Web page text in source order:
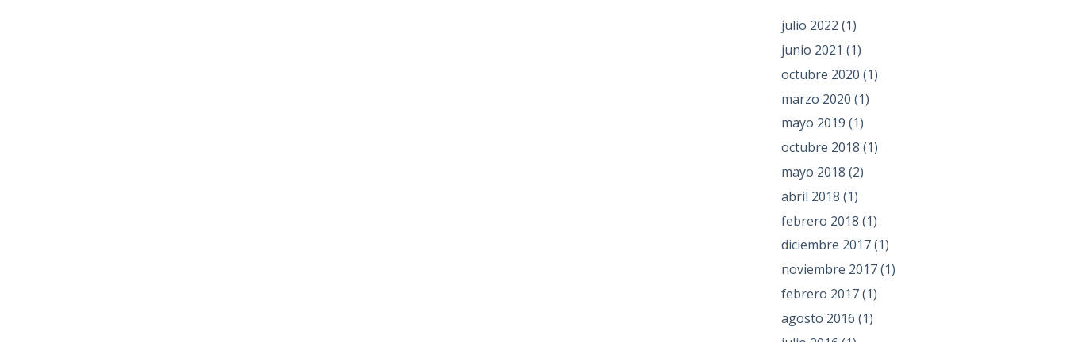
julio 2022 (1)
junio 2021 (1)
octubre 2020 (1)
marzo 2020 (1)
mayo 2019 (1)
octubre 2018 (1)
mayo 2018 (2)
abril 2018 (1)
febrero 2018 (1)
diciembre 2017(1)
noviembre 2017(1)
febrero 2017(1)
agosto 2016 (1)